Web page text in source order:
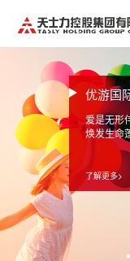
优游国
爱是无
焕发生
了解更多>